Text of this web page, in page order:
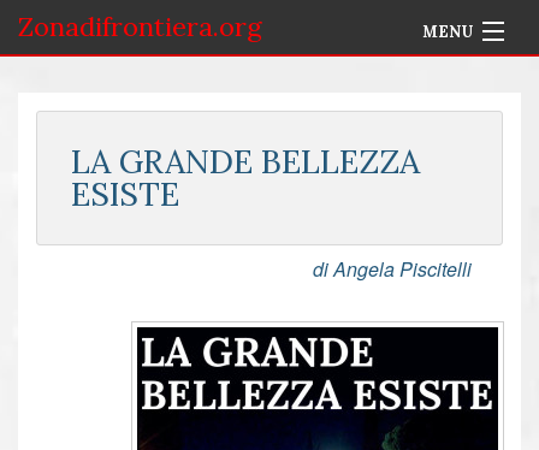
Zonadifrontiera.org MENU
Accedi
LA GRANDE BELLEZZA
ESISTE
di Angela Piscitelli